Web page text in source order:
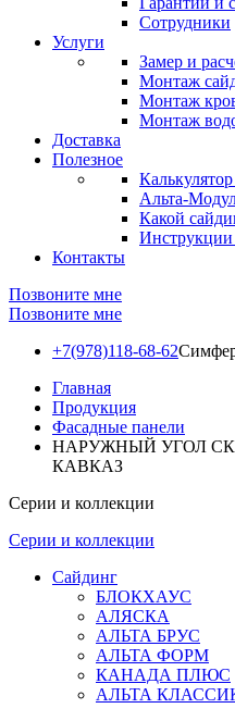
Сотрудники
Услуги
Замер и
Монтаж
Монтаж
Монтаж
Доставка
Полезное
Альта-
Какой
Инструкции
Контакты
Позвоните мне
Позвоните мне
+7(978)118-68-62
Главная
Продукция
Фасадные панели
НАРУЖНЫЙ УГОЛ
КАВКАЗ
Серии и коллекции
Серии и коллекции
Сайдинг
БЛОКХАУС
АЛЯСКА
АЛЬТА БРУС
АЛЬТА ФОРМ
КАНАДА ПЛЮС
АЛЬТА